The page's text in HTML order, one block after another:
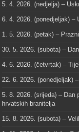
5. 4. 2026. (nedjelja) –
6. 4. 2026. (ponedjeljak) –
1. 5. 2026. (petak) –
30. 5. 2026. (subota) –
4. 6. 2026. (četvrtak) –
22. 6. 2026. (ponedjeljak)
5. 8. 2026. (srijeda) – Dan
hrvatskih branitelja
15. 8. 2026. (subota) –